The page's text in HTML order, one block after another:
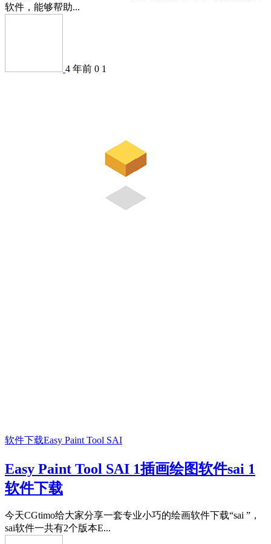
软件，能够帮助...
4 年前 0 1
软件下载Easy Paint Tool SAI
Easy Paint Tool SAI 1插画绘图软件sai 1
软件下载
今天CGtimo给大家分享一套专业小巧的绘画软件下载“sai ”，
sai软件一共有2个版本E...